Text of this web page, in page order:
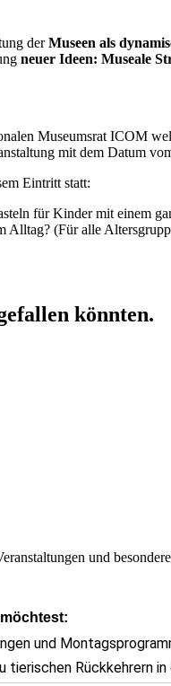
derMuseen als
neuer Ideen: Museale
Museumsrat ICOM
mit dem Datum
Eintritt statt:
für Kinder mit einem
Alltag? (Für alle
könnten.
und
und
tierischen Rückkehrern in